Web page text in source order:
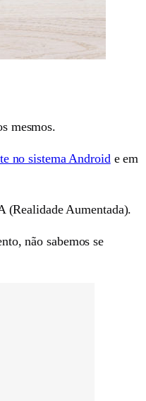
mesmos.
no sistema Android e em
(Realidade Aumentada).
não sabemos se